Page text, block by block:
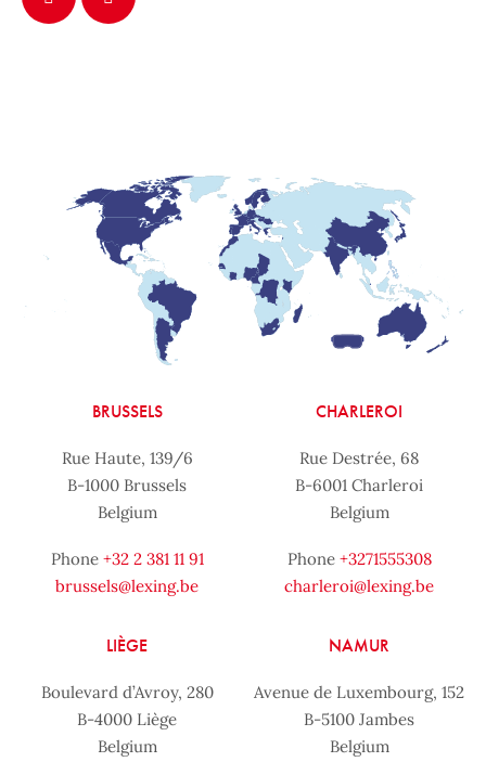
BRUSSELS
Rue Haute, 139/6
B-1000 Brussels
Belgium
Phone +32 2 381 11 91
brussels@lexing.be
CHARLEROI
Rue Destrée, 68
B-6001 Charleroi
Belgium
Phone +3271555308
charleroi@lexing.be
LIÈGE
Boulevard d’Avroy, 280
B-4000 Liège
Belgium
NAMUR
Avenue de Luxembourg, 152
B-5100 Jambes
Belgium